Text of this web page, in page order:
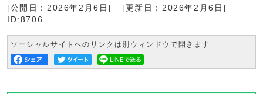
[公開日： 2026年2月6日] [更新日： 2026年2月6日]
ID:8706
ソーシャルサイトへのリンクは別ウィンドウで開きます